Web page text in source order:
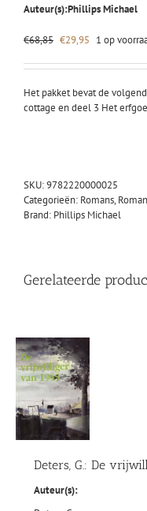
Auteur(s):Phillips Michael
€68,85 Oorspronkelijke
was:
€29,95 Huidige
is:
1 op
Het pakket bevat de
cottage en deel 3 Het
SKU:9782220000025
Categorieën: Romans,
Brand: Phillips Michael
Gerelateerde
Deters, G.: De
Auteur(s):